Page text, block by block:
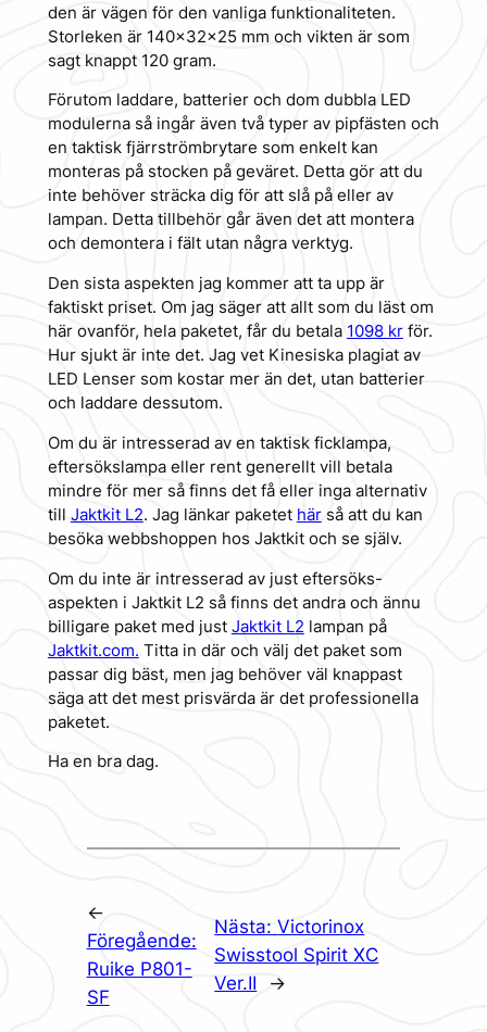
den är vägen för den vanliga funktionaliteten.
Storleken är 140x32x25 mm och vikten är som
sagt knappt 120 gram.
Förutom laddare, batterier och dom dubbla LED
modulerna så ingår även två typer av pipfästen och
en taktisk fjärrströmbrytare som enkelt kan
monteras på stocken på geväret. Detta gör att du
inte behöver sträcka dig för att slå på eller av
lampan. Detta tillbehör går även det att montera
och demontera i fält utan några verktyg.
Den sista aspekten jag kommer att ta upp är
faktiskt priset. Om jag säger att allt som du läst om
här ovanför, hela paketet, får du betala 1098 krför.
Hur sjukt är inte det. Jag vet Kinesiska plagiat av
LED Lenser som kostar mer än det, utan batterier
och laddare dessutom.
Om du är intresserad av en taktisk ficklampa,
eftersökslampa eller rent generellt vill betala
mindre för mer så finns det få eller inga alternativ
till Jaktkit L2. Jag länkar paketet härså att du kan
besöka webbshoppen hos Jaktkit och se själv.
Om du inte är intresserad av just eftersöks-
aspekten i Jaktkit L2 så finns det andra och ännu
billigare paket med just Jaktkit L2 lampan på
Jaktkit.com. Titta in där och välj det paket som
passar dig bäst, men jag behöver väl knappast
säga att det mest prisvärda är det professionella
paketet.
Ha en bra dag.
←
Föregående:
Ruike P801-
SF
Nästa:Victorinox
Swisstool Spirit XC
Ver.II
→